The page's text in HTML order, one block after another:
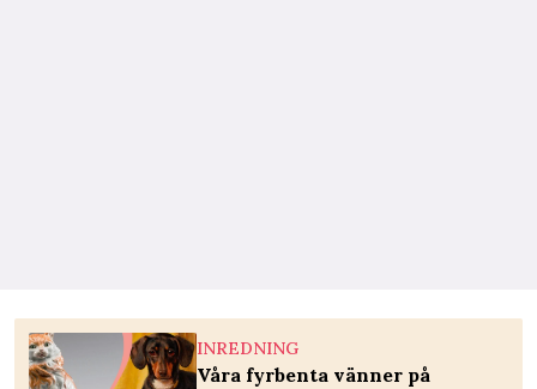
INREDNING
Våra fyrbenta vänner på